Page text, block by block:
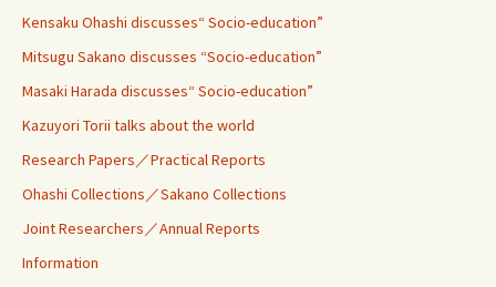
Kensaku Ohashi discusses“ Socio-education”
Mitsugu Sakano discusses “Socio-education”
Masaki Harada discusses“ Socio-education”
Kazuyori Torii talks about the world
Research Papers／Practical Reports
Ohashi Collections／Sakano Collections
Joint Researchers／Annual Reports
Information